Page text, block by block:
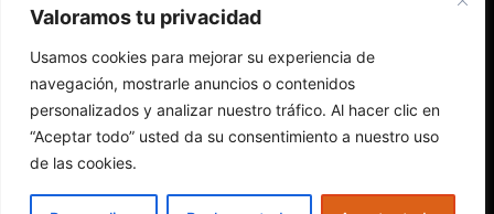
Valoramos tu privacidad
Usamos cookies para mejorar su experiencia de
navegación, mostrarle anuncios o contenidos
personalizados y analizar nuestro tráfico. Al hacer clic en
“Aceptar todo” usted da su consentimiento a nuestro uso
de las cookies.